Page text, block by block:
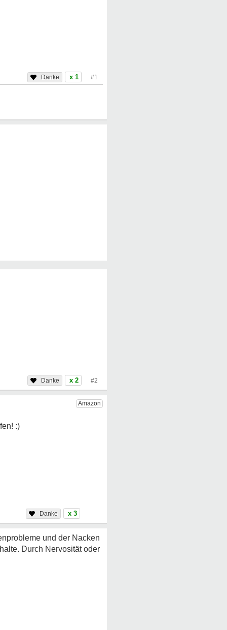
x 1 #1
x 2 #2
x 3
und der Nacken
Durch Nervosität oder